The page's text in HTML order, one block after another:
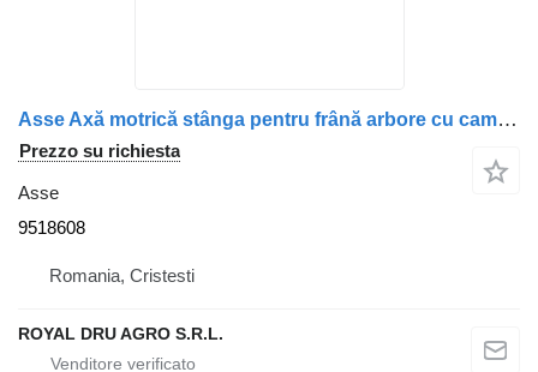
Asse Axă motrică stânga pentru frână arbore cu came 9518608 per camion Volvo
Prezzo su richiesta
Asse
9518608
Romania, Cristesti
ROYAL DRU AGRO S.R.L.